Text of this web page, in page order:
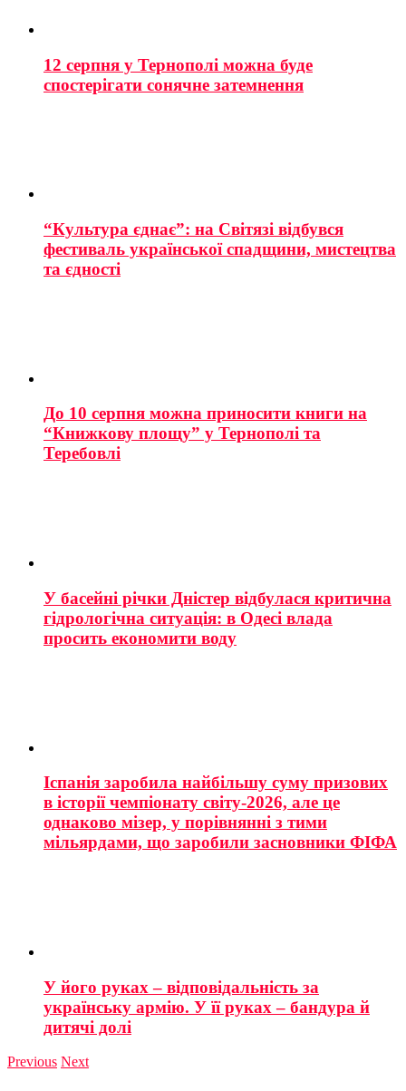
12 серпня у Тернополі можна буде
спостерігати сонячне затемнення
“Культура єднає”: на Світязі відбувся
фестиваль української спадщини, мистецтва
та єдності
До 10 серпня можна приносити книги на
“Книжкову площу” у Тернополі та
Теребовлі
У басейні річки Дністер відбулася критична
гідрологічна ситуація: в Одесі влада
просить економити воду
Іспанія заробила найбільшу суму призових
в історії чемпіонату світу-2026, але це
однаково мізер, у порівнянні з тими
мільярдами, що заробили засновники ФІФА
У його руках – відповідальність за
українську армію. У її руках – бандура й
дитячі долі
Previous Next